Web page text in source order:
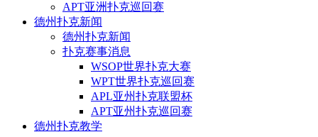
APT亚洲扑克巡回赛
德州扑克新闻
德州扑克新闻
扑克赛事消息
WSOP世界扑克大赛
WPT世界扑克巡回赛
APL亚州扑克联盟杯
APT亚州扑克巡回赛
德州扑克教学